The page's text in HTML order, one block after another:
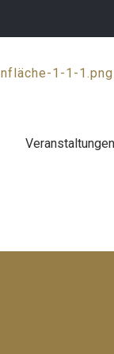
Veranstaltungen